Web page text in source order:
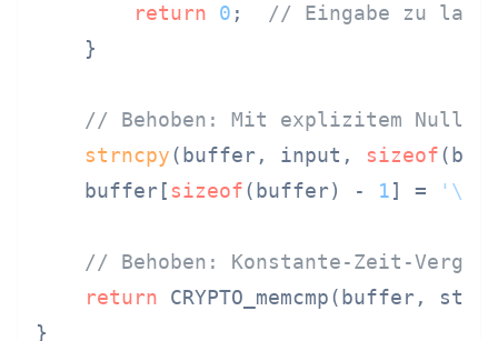
return
0 ; // Eingabe zu lang
    }
// Behoben: Mit explizitem Null-
strncpy(buffer, input, sizeof
    buffer[
sizeof(buffer) - 1] = '\0'
// Behoben: Konstante-Zeit-
return CRYPTO_memcmp(buffer,